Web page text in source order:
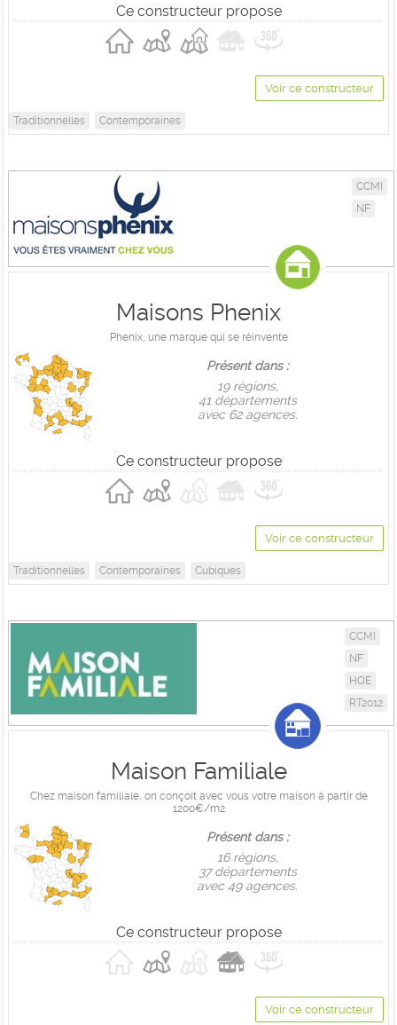
Ce constructeur propose
Voir ce constructeur
Traditionnelles Contemporaines
CCMI
NF
Maisons Phenix
Phenix, une marque qui se réinvente
Présent dans :
19 règions,
41 départements
avec 62 agences.
Ce constructeur propose
Voir ce constructeur
Traditionnelles Contemporaines Cubiques
CCMI
NF
HQE
RT2012
Maison Familiale
Chez maison familiale, on conçoit avec vous votre maison à partir de
1200€/m2
Présent dans :
16 règions,
37 départements
avec 49 agences.
Ce constructeur propose
Voir ce constructeur